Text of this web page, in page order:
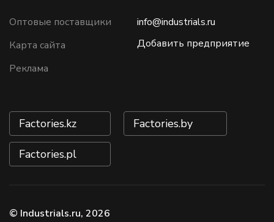
Оптовые поставщики
Карта сайта
Реклама
info@industrials.ru
Добавить предприятие
Factories.kz Factories.by
Factories.pl
© Industrials.ru, 2026